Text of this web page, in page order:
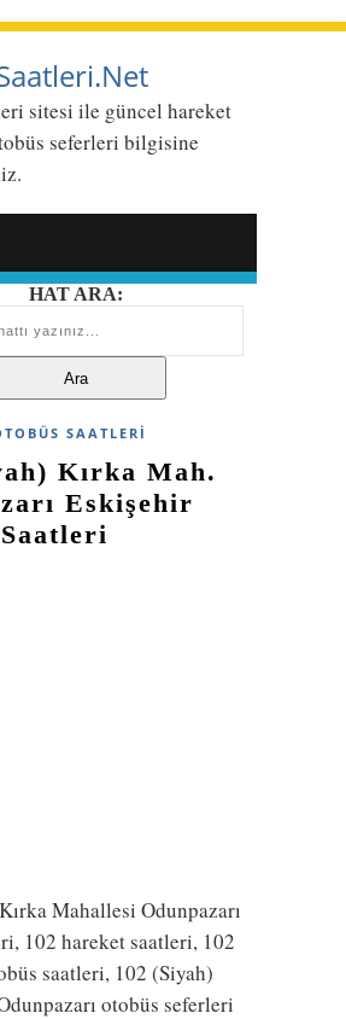
sitesi ile güncel hareket
seferleri bilgisine
HAT ARA:
SAATLERI
Kırka Mah.
Eskişehir
Mahallesi Odunpazarı
102 hareket saatleri, 102
saatleri, 102 (Siyah)
otobüs seferleri